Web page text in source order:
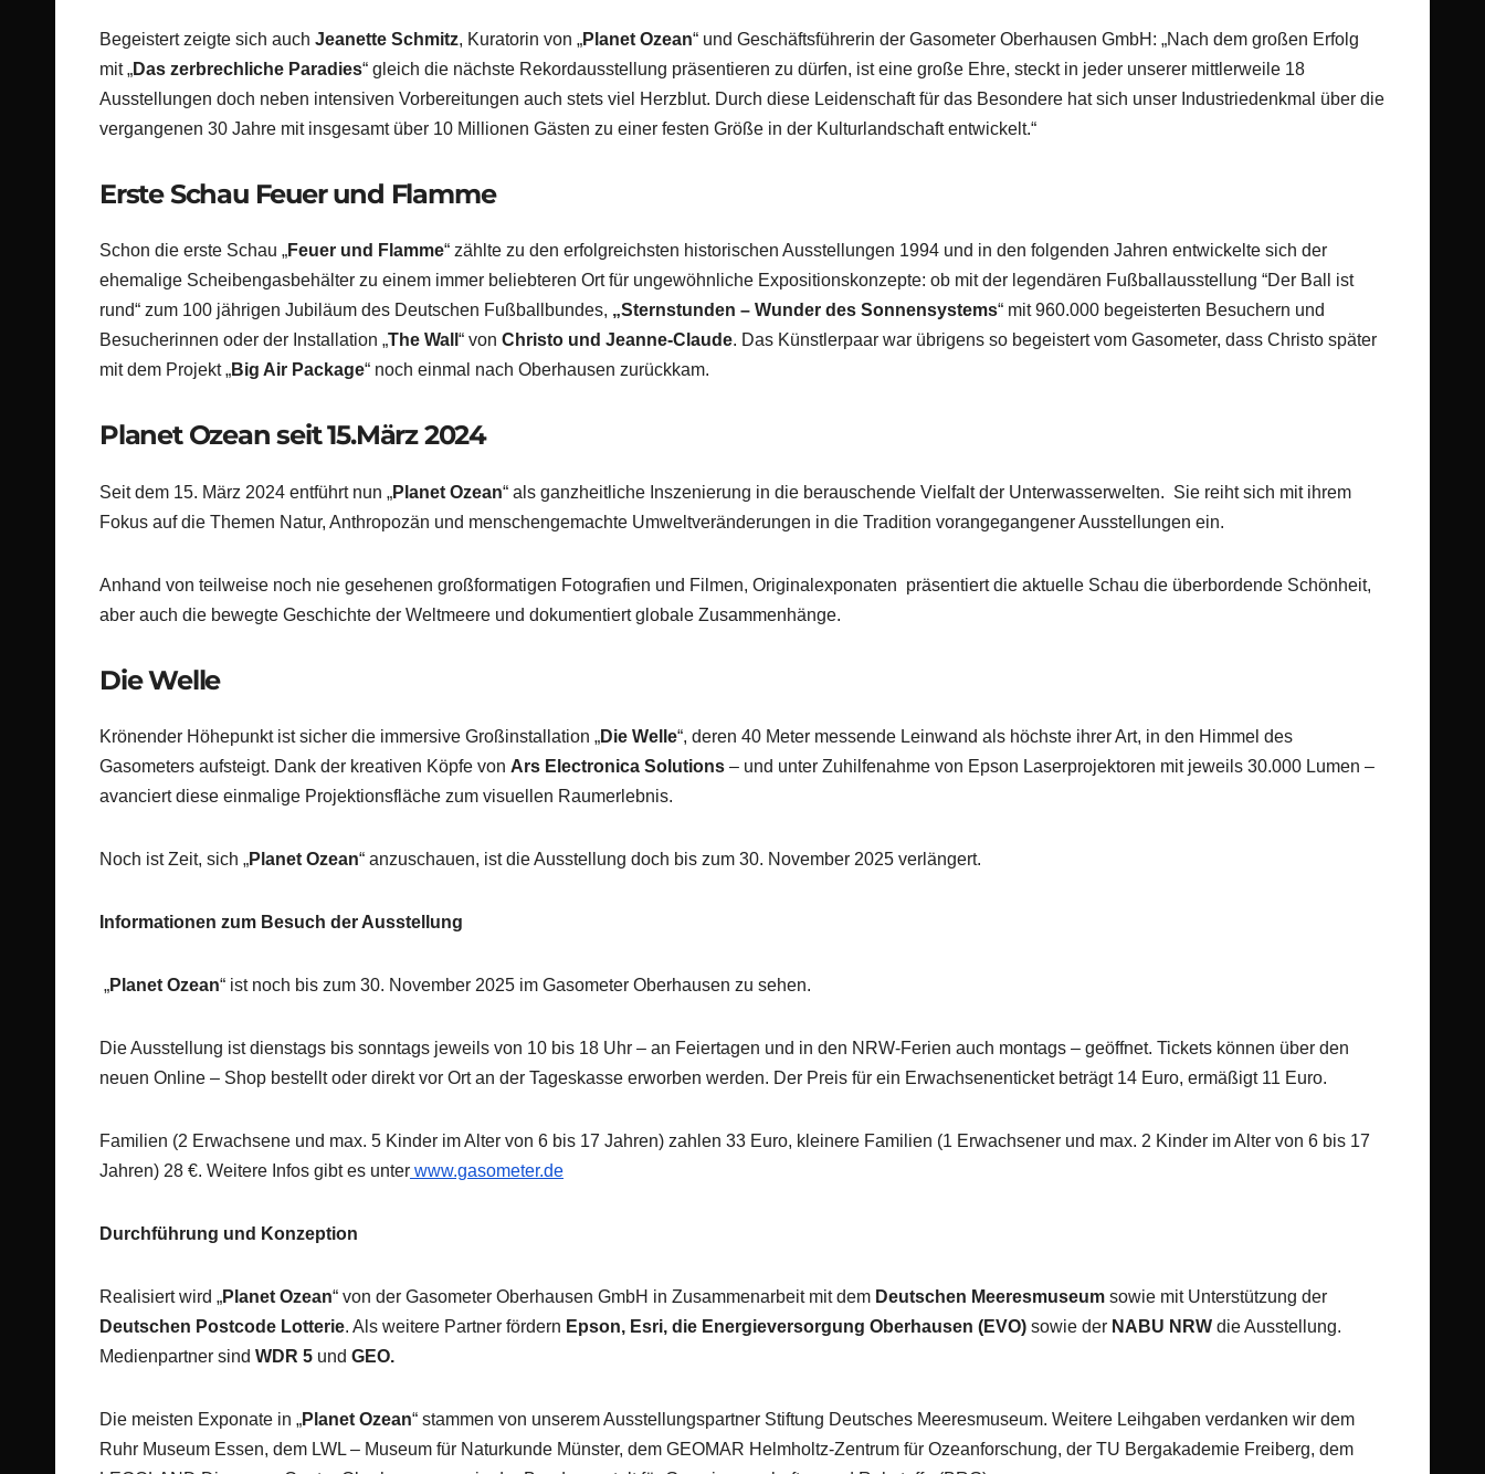
Begeistert zeigte sich auch Jeanette Schmitz, Kuratorin von „Planet Ozean“ und Geschäftsführerin der Gasometer Oberhausen GmbH: „Nach dem großen Erfolg
mit „Das zerbrechliche Paradies“ gleich die nächste Rekordausstellung präsentieren zu dürfen, ist eine große Ehre, steckt in jeder unserer mittlerweile 18
Ausstellungen doch neben intensiven Vorbereitungen auch stets viel Herzblut. Durch diese Leidenschaft für das Besondere hat sich unser Industriedenkmal über die
vergangenen 30 Jahre mit insgesamt über 10 Millionen Gästen zu einer festen Größe in der Kulturlandschaft entwickelt.“
Erste Schau Feuer und Flamme
Schon die erste Schau „Feuer und Flamme“ zählte zu den erfolgreichsten historischen Ausstellungen 1994 und in den folgenden Jahren entwickelte sich der
ehemalige Scheibengasbehälter zu einem immer beliebteren Ort für ungewöhnliche Expositionskonzepte: ob mit der legendären Fußballausstellung “Der Ball ist
rund“ zum 100 jährigen Jubiläum des Deutschen Fußballbundes, „Sternstunden – Wunder des Sonnensystems“ mit 960.000 begeisterten Besuchern und
Besucherinnen oder der Installation „The Wall “ von Christo und Jeanne-Claude. Das Künstlerpaar war übrigens so begeistert vom Gasometer, dass Christo später
mit dem Projekt „Big Air Package“ noch einmal nach Oberhausen zurückkam.
Planet Ozean seit 15.März 2024
Seit dem 15. März 2024 entführt nun „Planet Ozean“ als ganzheitliche Inszenierung in die berauschende Vielfalt der Unterwasserwelten. Sie reiht sich mit ihrem
Fokus auf die Themen Natur, Anthropozän und menschengemachte Umweltveränderungen in die Tradition vorangegangener Ausstellungen ein.
Anhand von teilweise noch nie gesehenen großformatigen Fotografien und Filmen, Originalexponaten präsentiert die aktuelle Schau die überbordende Schönheit,
aber auch die bewegte Geschichte der Weltmeere und dokumentiert globale Zusammenhänge.
Die Welle
Krönender Höhepunkt ist sicher die immersive Großinstallation „Die Welle“, deren 40 Meter messende Leinwand als höchste ihrer Art, in den Himmel des
Gasometers aufsteigt. Dank der kreativen Köpfe von Ars Electronica Solutions – und unter Zuhilfenahme von Epson Laserprojektoren mit jeweils 30.000 Lumen –
avanciert diese einmalige Projektionsfläche zum visuellen Raumerlebnis.
Noch ist Zeit, sich „Planet Ozean“ anzuschauen, ist die Ausstellung doch bis zum 30. November 2025 verlängert.
Informationen zum Besuch der Ausstellung
„Planet Ozean“ ist noch bis zum 30. November 2025 im Gasometer Oberhausen zu sehen.
Die Ausstellung ist dienstags bis sonntags jeweils von 10 bis 18 Uhr – an Feiertagen und in den NRW-Ferien auch montags – geöffnet. Tickets können über den
neuen Online – Shop bestellt oder direkt vor Ort an der Tageskasse erworben werden. Der Preis für ein Erwachsenenticket beträgt 14 Euro, ermäßigt 11 Euro.
Familien (2 Erwachsene und max. 5 Kinder im Alter von 6 bis 17 Jahren) zahlen 33 Euro, kleinere Familien (1 Erwachsener und max. 2 Kinder im Alter von 6 bis 17
Jahren) 28 €. Weitere Infos gibt es unter www.gasometer.de
Durchführung und Konzeption
Realisiert wird „Planet Ozean“ von der Gasometer Oberhausen GmbH in Zusammenarbeit mit dem Deutschen Meeresmuseum sowie mit Unterstützung der
Deutschen Postcode Lotterie. Als weitere Partner fördern Epson, Esri, die Energieversorgung Oberhausen (EVO) sowie der NABU NRW die Ausstellung.
Medienpartner sind WDR 5 und GEO.
Die meisten Exponate in „Planet Ozean“ stammen von unserem Ausstellungspartner Stiftung Deutsches Meeresmuseum. Weitere Leihgaben verdanken wir dem
Ruhr Museum Essen, dem LWL – Museum für Naturkunde Münster, dem GEOMAR Helmholtz-Zentrum für Ozeanforschung, der TU Bergakademie Freiberg, dem